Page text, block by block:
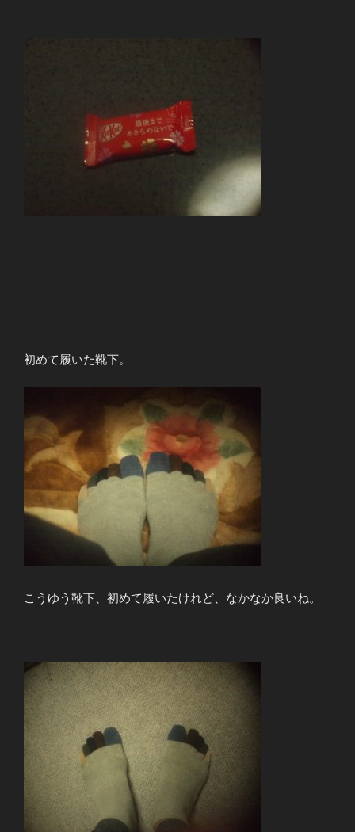
初めて履いた靴下。
こうゆう靴下、初めて履いたけれど、なかなか良いね。